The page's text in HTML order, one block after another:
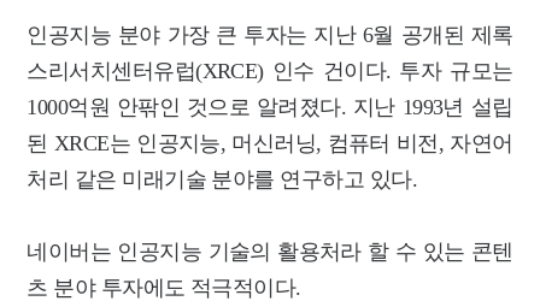
인공지능 분야 가장 큰 투자는 지난 6월 공개된 제록
스리서치센터유럽(XRCE) 인수 건이다. 투자 규모는
1000억원 안팎인 것으로 알려졌다. 지난 1993년 설립
된 XRCE는 인공지능, 머신러닝, 컴퓨터 비전, 자연어
처리 같은 미래기술 분야를 연구하고 있다.
네이버는 인공지능 기술의 활용처라 할 수 있는 콘텐
츠 분야 투자에도 적극적이다.